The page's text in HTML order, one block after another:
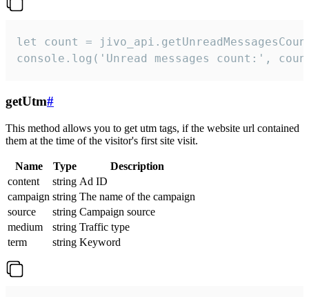
let count =
console.log('Unread messages count:',
getUtm#
This method allows you to get utm tags, if the website url contained
them at the time of the visitor's first site visit.
Name Type
Description
content
string Ad ID
campaign string The name of the campaign
source
string Campaign source
medium
string Traffic type
term
string Keyword